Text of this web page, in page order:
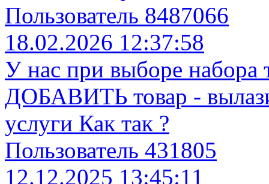
Пользователь 8487066
18.02.2026 12:37:58
У нас при выборе набора
ДОБАВИТЬ товар -
услуги Как так ?
Пользователь 431805
12.12.2025 13:45:11